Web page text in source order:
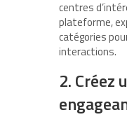
centres
plateforme,
catégories
interactions.
2. Créez